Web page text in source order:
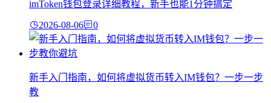
imToken钱包登录详细教程，新手也能1分钟搞定
2026-08-06 0
新手入门指南，如何将虚拟货币转入IM钱包？一步一步
教